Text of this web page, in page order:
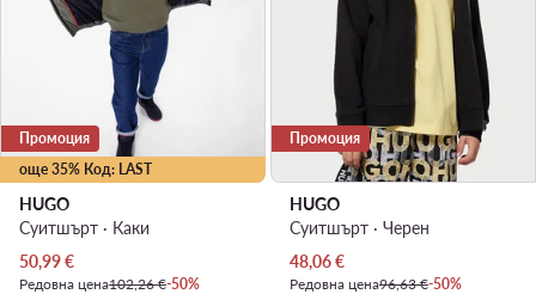
още 35% Код: LAST
Промоция
HUGO
Суитшърт · Каки
Актуална цена
50,99€
Редовна цена102,26 €-50%
Промоция
HUGO
Суитшърт · Черен
Актуална цена
48,06€
Редовна цена96,63 €-50%